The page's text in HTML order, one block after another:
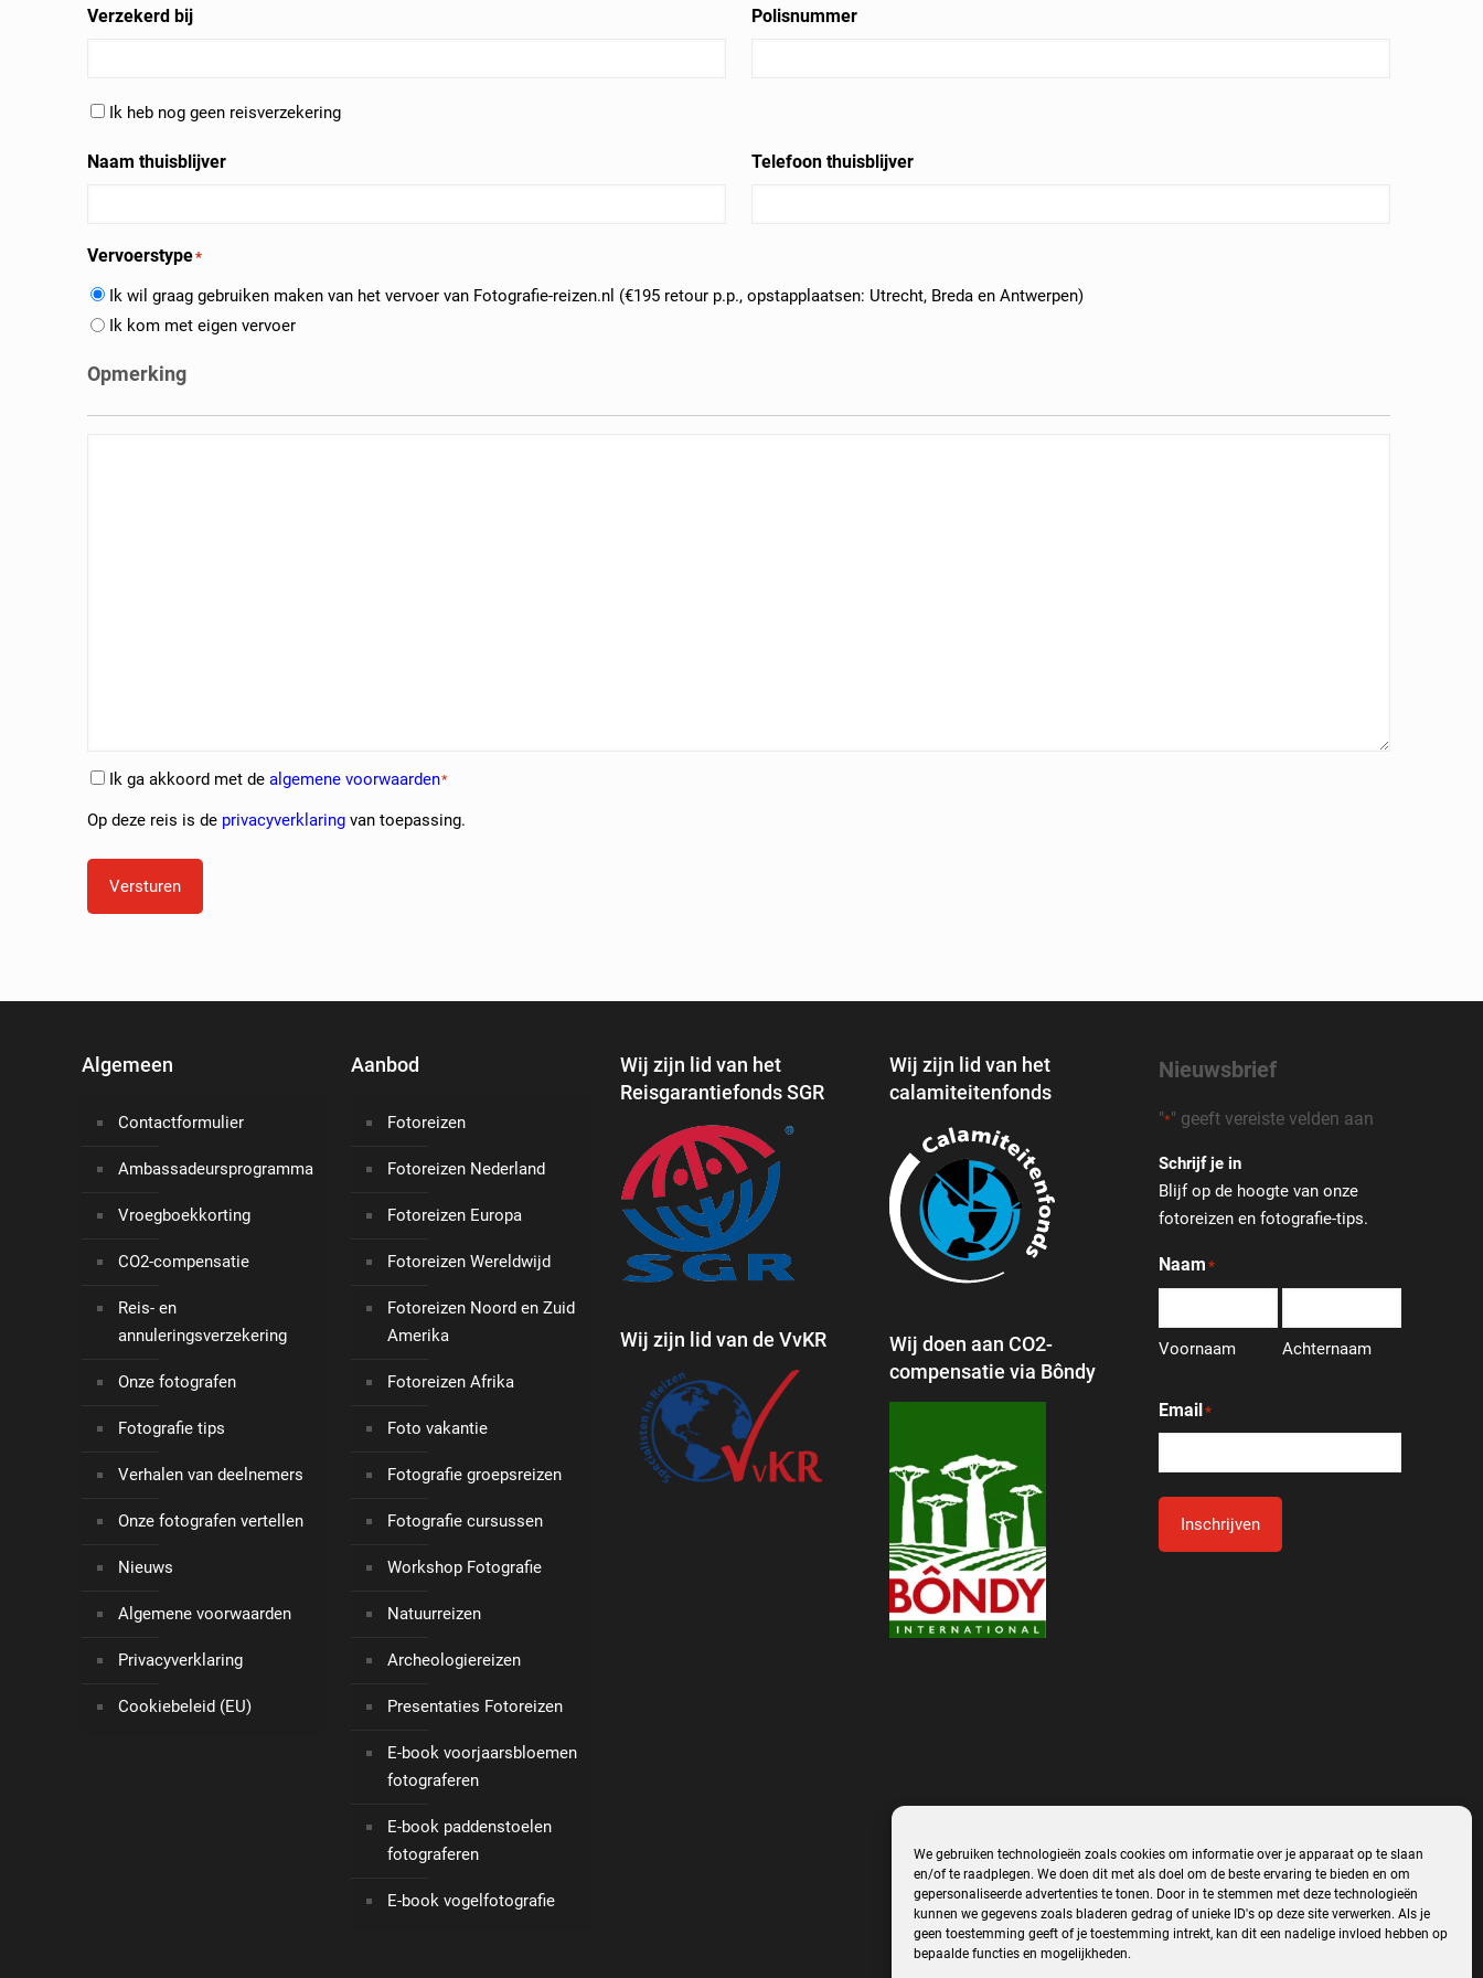
We gebruiken technologieën zoals cookies om informatie over je apparaat op te slaan
en/of te raadplegen. We doen dit met als doel om de beste ervaring te bieden en om
gepersonaliseerde advertenties te tonen. Door in te stemmen met deze technologieën
kunnen we gegevens zoals bladeren gedrag of unieke ID's op deze site verwerken. Als je
geen toestemming geeft of je toestemming intrekt, kan dit een nadelige invloed hebben op
bepaalde functies en mogelijkheden.
Verzekerd bij Polisnummer
Reisverzekering
Ik heb nog geen reisverzekering
Naam thuisblijver Telefoon thuisblijver
Vervoerstype*
Ik wil graag gebruiken maken van het vervoer van Fotografie-reizen.nl (€195 retour p.p., opstapplaatsen: Utrecht, Breda en Antwerpen)
Ik kom met eigen vervoer
Opmerking
Consent*
Ik ga akkoord met dealgemene voorwaarden*
Op deze reis is de privacyverklaring van toepassing.
Versturen
Algemeen
Contactformulier
Ambassadeursprogramma
Vroegboekkorting
CO2-compensatie
Reis- en
annuleringsverzekering
Onze fotografen
Fotografie tips
Verhalen van deelnemers
Onze fotografen vertellen
Nieuws
Algemene voorwaarden
Privacyverklaring
Cookiebeleid (EU)
Aanbod
Fotoreizen
Fotoreizen Nederland
Fotoreizen Europa
Fotoreizen Wereldwijd
Fotoreizen Noord en Zuid
Amerika
Fotoreizen Afrika
Foto vakantie
Fotografie groepsreizen
Fotografie cursussen
Workshop Fotografie
Natuurreizen
Archeologiereizen
Presentaties Fotoreizen
E-book voorjaarsbloemen
fotograferen
E-book paddenstoelen
fotograferen
E-book vogelfotografie
Wij zijn lid van het
Reisgarantiefonds SGR
Wij zijn lid van de VvKR
Wij zijn lid van het
calamiteitenfonds
Wij doen aan CO2-
compensatie via Bôndy
Nieuwsbrief
"*" geeft vereiste velden aan
Schrijf je in
Blijf op de hoogte van onze
fotoreizen en fotografie-tips.
Naam *
Voornaam Achternaam
Email*
Inschrijven